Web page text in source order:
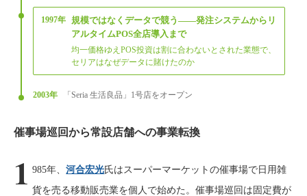
1997年 規模ではなくデータで競う——発注システムからリ
アルタイムPOS全店導入まで
均一価格ゆえPOS投資は割に合わないとされた業態で、
セリアはなぜデータに賭けたのか
2003年 「Seria 生活良品」1号店をオープン
催事場巡回から常設店舗への事業転換
1 985年、河合宏光氏はスーパーマーケットの催事場で日用雑
貨を売る移動販売業を個人で始めた。催事場巡回は固定費が